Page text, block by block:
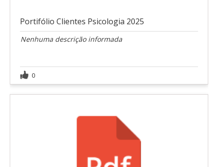
Portifólio Clientes Psicologia 2025
Nenhuma descrição informada
0